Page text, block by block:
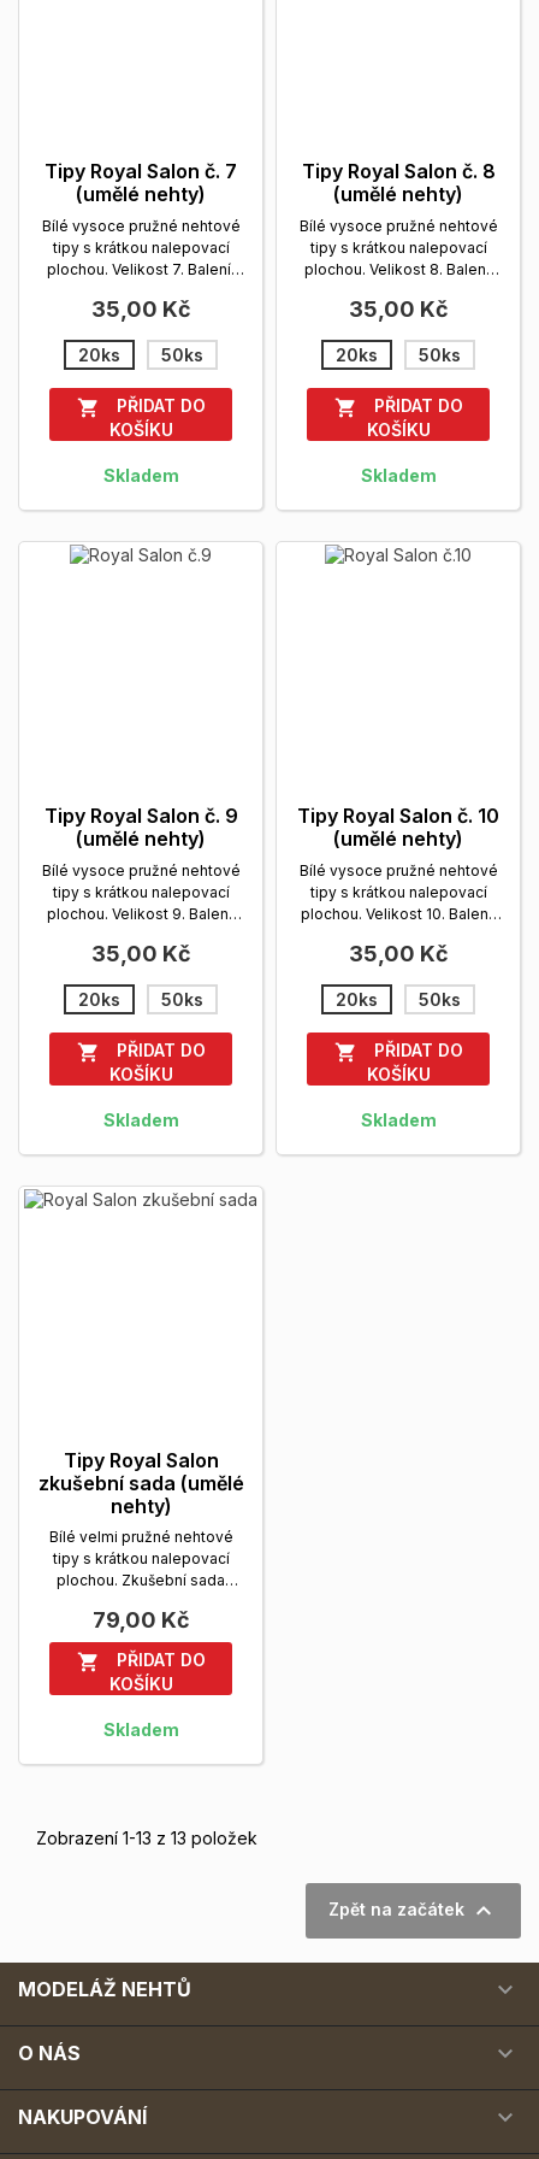
Tipy Royal Salon č. 7
(umělé nehty)
Bílé vysoce pružné nehtové
tipy s krátkou nalepovací
plochou. Velikost 7. Balení:
více
35,00 Kč
20ks 50ks

PŘIDAT DO
KOŠÍKU
Skladem
Tipy Royal Salon č. 8
(umělé nehty)
Bílé vysoce pružné nehtové
tipy s krátkou nalepovací
plochou. Velikost 8. Balení:
více
35,00 Kč
20ks 50ks

PŘIDAT DO
KOŠÍKU
Skladem
Tipy Royal Salon č. 9
(umělé nehty)
Bílé vysoce pružné nehtové
tipy s krátkou nalepovací
plochou. Velikost 9. Balení:
více
35,00 Kč
20ks 50ks

PŘIDAT DO
KOŠÍKU
Skladem
Tipy Royal Salon č. 10
(umělé nehty)
Bílé vysoce pružné nehtové
tipy s krátkou nalepovací
plochou. Velikost 10. Balení:
více
35,00 Kč
20ks 50ks

PŘIDAT DO
KOŠÍKU
Skladem
Tipy Royal Salon
zkušební sada (umělé
nehty)
Bílé velmi pružné nehtové
tipy s krátkou nalepovací
plochou. Zkušební sada
více
79,00 Kč

PŘIDAT DO
KOŠÍKU
Skladem
Zobrazení 1-13 z 13 položek
Zpět na začátek 
MODELÁŽ NEHTŮ 
O NÁS 
NAKUPOVÁNÍ 